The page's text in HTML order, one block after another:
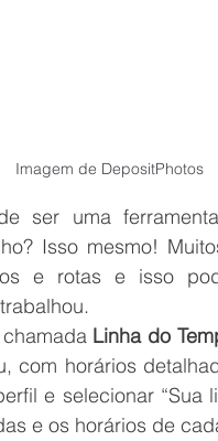
Imagem de DepositPhotos
ser uma
Isso mesmo!
e rotas e isso
Linha do
com horários
e selecionar “Sua
e os horários de